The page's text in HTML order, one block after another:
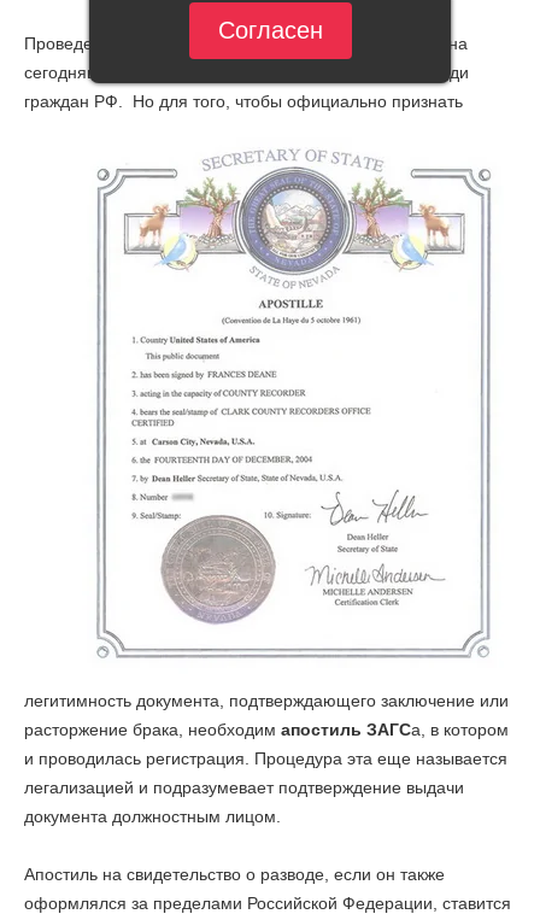
Проведение церемонии бракосочетания заграницей на
сегодняшний день - довольно популярная услуга среди
граждан РФ.
Но для того, чтобы официально признать
легитимность документа, подтверждающего заключение или
расторжение брака, необходим апостиль ЗАГСа, в котором
и проводилась регистрация. Процедура эта еще называется
легализацией и подразумевает подтверждение выдачи
документа должностным лицом.
Апостиль на свидетельство о разводе, если он также
оформлялся за пределами Российской Федерации, ставится
Согласен